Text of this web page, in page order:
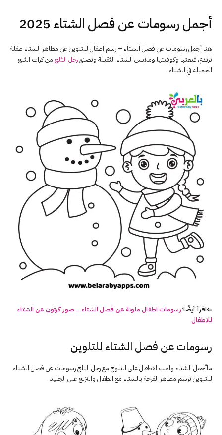
أجمل رسومات عن فصل الشتاء 2025
هنا أجمل رسومات عن فصل الشتاء – رسم اطفال للتلوين عن مظاهر الشتاء طفلة
ترتدي قبعتها وكوفيتها وملابس الشتاء الثقيلة وتصنعرجل الثلج من كرات الثلج
الجميلة في الشتاء .
⇐اقرأ أيضًا:رسومات اطفال ملونة عن فصل الشتاء .. صور كرتون عن الشتاء
للاطفال
رسومات عن فصل الشتاء للتلوين
ماأجمل الشتاء ولعب الأطفال على الثلوج مع رجل الثلج رسومات عن فصل الشتاء
للتلوين ترسم مظاهر الفرحة بالشتاء مع الطفال والتزلج على الجليد .